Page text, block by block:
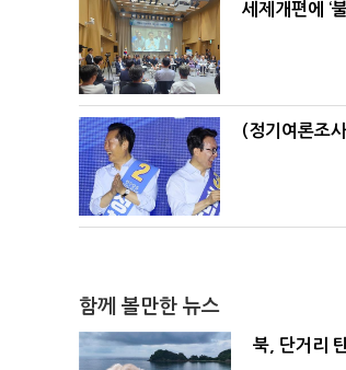
세제개편에 ‘
(정기여론조
함께 볼만한 뉴스
북, 단거리